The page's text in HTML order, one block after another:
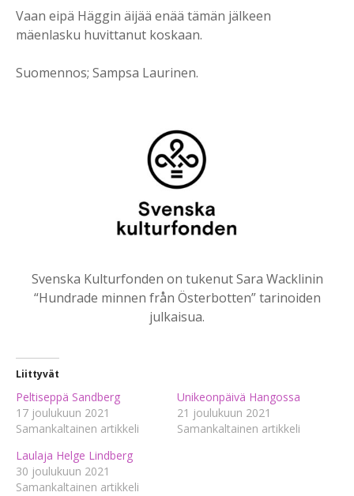
Vaan eipä Häggin äijää enää tämän jälkeen
mäenlasku huvittanut koskaan.
Suomennos; Sampsa Laurinen.
Svenska Kulturfonden on tukenut Sara Wacklinin
“Hundrade minnen från Österbotten” tarinoiden
julkaisua.
Liittyvät
Peltiseppä Sandberg
17 joulukuun 2021
Samankaltainen artikkeli
Unikeonpäivä Hangossa
21 joulukuun 2021
Samankaltainen artikkeli
Laulaja Helge Lindberg
30 joulukuun 2021
Samankaltainen artikkeli